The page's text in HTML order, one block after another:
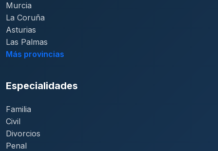
Murcia
La Coruña
Asturias
Las Palmas
Más provincias
Especialidades
Familia
Civil
Divorcios
Penal